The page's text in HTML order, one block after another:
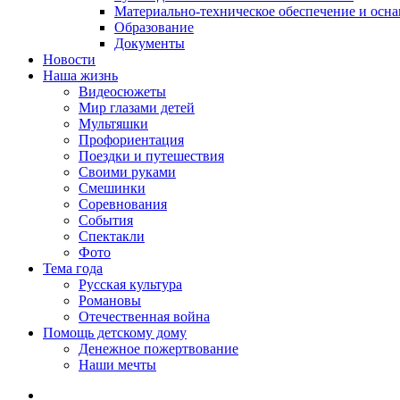
Материально-техническое обеспечение и
Образование
Документы
Новости
Наша жизнь
Видеосюжеты
Мир глазами детей
Мультяшки
Профориентация
Поездки и путешествия
Своими руками
Смешинки
Соревнования
События
Спектакли
Фото
Тема года
Русская культура
Романовы
Отечественная война
Помощь детскому дому
Денежное пожертвование
Наши мечты